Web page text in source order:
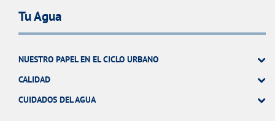
Tu Agua
NUESTRO PAPEL EN EL CICLO URBANO
CALIDAD
CUIDADOS DEL AGUA